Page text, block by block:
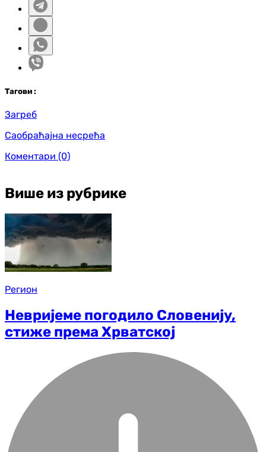
Тагови :
Загреб
Саобраћајна несрећа
Коментари (0)
Више из рубрике
Регион
Невријеме погодило Словенију,
стиже према Хрватској